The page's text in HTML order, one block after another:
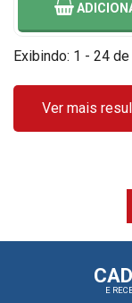
Exibindo: 1 - 24
Ver mais
E